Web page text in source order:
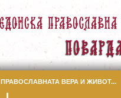
ВЕРА И ЖИВОТ...